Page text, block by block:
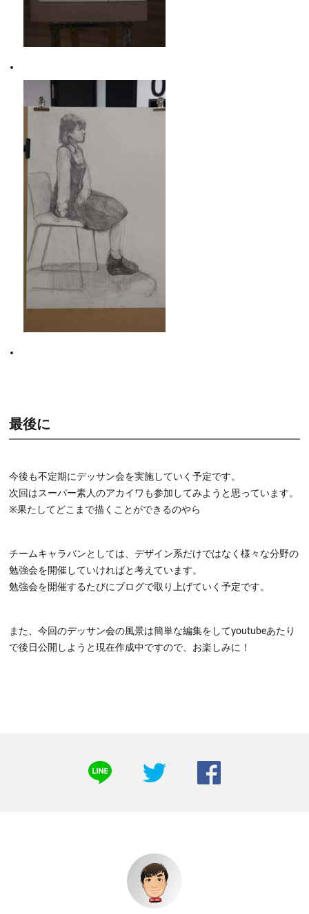
最後に
今後も不定期にデッサン会を実施していく予定です。
次回はスーパー素人のアカイワも参加してみようと思っています。
※果たしてどこまで描くことができるのやら
チームキャラバンとしては、デザイン系だけではなく様々な分野の
勉強会を開催していければと考えています。
勉強会を開催するたびにブログで取り上げていく予定です。
また、今回のデッサン会の風景は簡単な編集をしてyoutubeあたり
で後日公開しようと現在作成中ですので、お楽しみに！